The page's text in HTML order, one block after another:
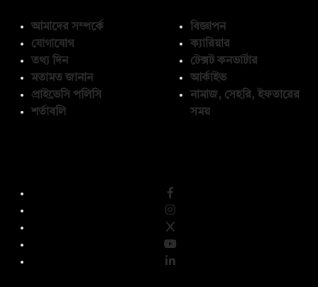
আমাদের সম্পর্কে
যোগাযোগ
তথ্য দিন
মতামত জানান
প্রাইভেসি পলিসি
শর্তাবলি
বিজ্ঞাপন
ক্যারিয়ার
টেক্সট কনভার্টার
আর্কাইভ
নামাজ, সেহরি, ইফতারের
সময়